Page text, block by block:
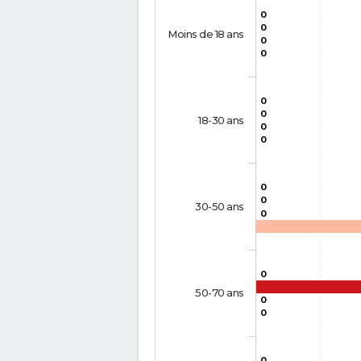
0
0
0
0
0
0
0
0
0
0
0
0
0
0
Moins de 18 ans
18-30 ans
30-50 ans
50-70 ans